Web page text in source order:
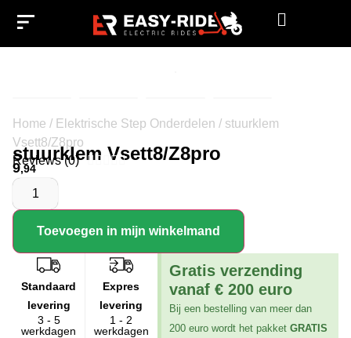
Home / Elektrische Step Onderdelen / stuurklem
Vsett8/Z8pro
stuurklem Vsett8/Z8pro
Reviews (0)   
9,94
Toevoegen in mijn winkelmand
Standaard
levering
3 - 5
werkdagen
Expres
levering
1 - 2
werkdagen
Gratis verzending
vanaf € 200 euro
Bij een bestelling van meer dan
200 euro wordt het pakket GRATIS